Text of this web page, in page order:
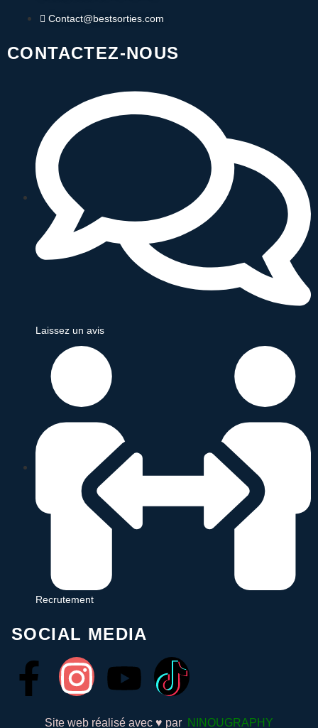
Contact@bestsorties.com
CONTACTEZ-NOUS
Laissez un avis
Recrutement
SOCIAL MEDIA
Site web réalisé avec ♥ par NINOUGRAPHY